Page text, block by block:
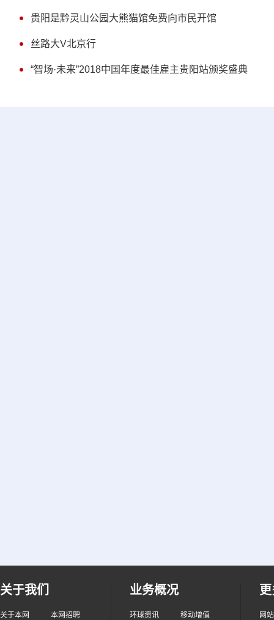
贵阳是黔灵山公园大熊猫馆免费向市民开馆
丝路大V北京行
“智场·未来”2018中国年度最佳雇主贵阳站颁奖盛典
关于我们
关于本网 本网招聘
业务概况
环球资讯 移动增值 网